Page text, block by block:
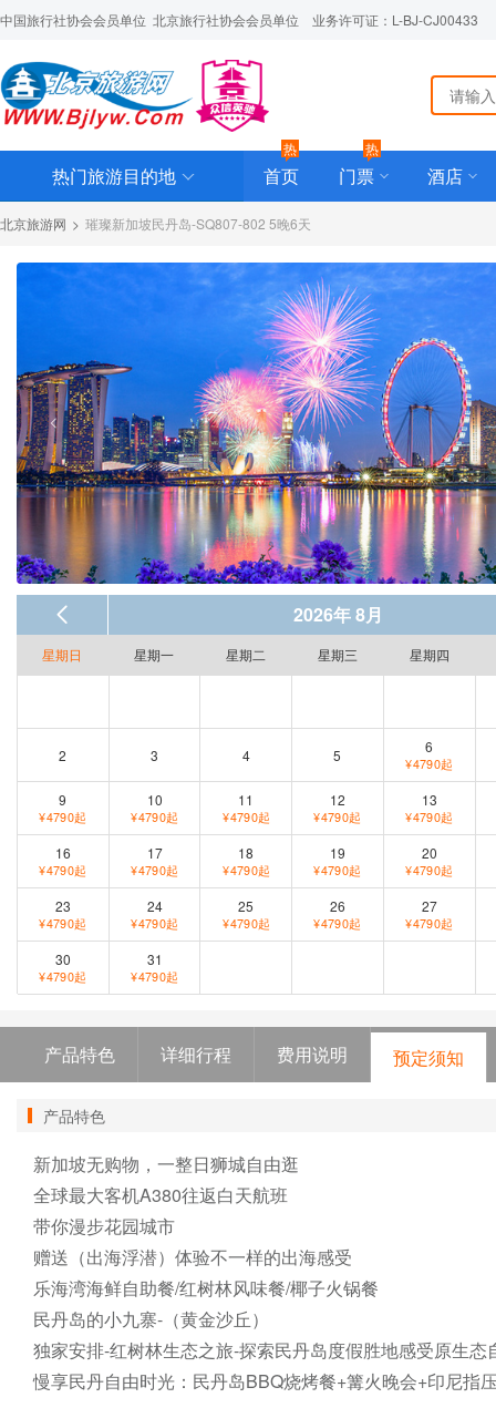
中国旅行社协会会员单位  北京旅行社协会会员单位    业务许可证：L-BJ-CJ00433
热门旅游目的地 首页
热
门票
热
酒店
北京旅游网 > 璀璨新加坡民丹岛-SQ807-802 5晚6天
2026年 8月
星期日 星期一 星期二 星期三 星期四
2 3 4 5 6
¥4790起
9
¥4790起
10
¥4790起
11
¥4790起
12
¥4790起
13
¥4790起
16
¥4790起
17
¥4790起
18
¥4790起
19
¥4790起
20
¥4790起
23
¥4790起
24
¥4790起
25
¥4790起
26
¥4790起
27
¥4790起
30
¥4790起
31
¥4790起
产品特色 详细行程 费用说明 预定须知
产品特色
新加坡无购物，一整日狮城自由逛
全球最大客机A380往返白天航班
带你漫步花园城市
赠送（出海浮潜）体验不一样的出海感受
乐海湾海鲜自助餐/红树林风味餐/椰子火锅餐
民丹岛的小九寨-（黄金沙丘）
独家安排-红树林生态之旅-探索民丹岛度假胜地感受原生态
慢享民丹自由时光：民丹岛BBQ烧烤餐+篝火晚会+印尼指